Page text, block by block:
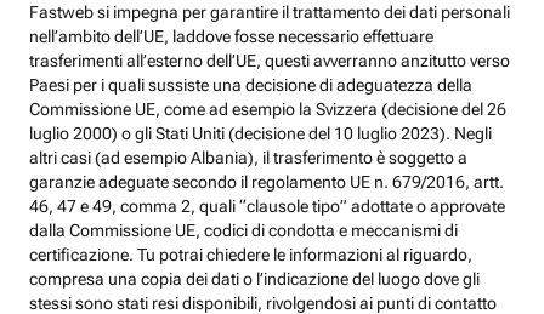
Fastweb si impegna per garantire il trattamento dei dati personali
nell’ambito dell’UE, laddove fosse necessario effettuare
trasferimenti all’esterno dell’UE, questi avverranno anzitutto verso
Paesi per i quali sussiste una decisione di adeguatezza della
Commissione UE, come ad esempio la Svizzera (decisione del 26
luglio 2000) o gli Stati Uniti (decisione del 10 luglio 2023). Negli
altri casi (ad esempio Albania), il trasferimento è soggetto a
garanzie adeguate secondo il regolamento UE n. 679/2016, artt.
46, 47 e 49, comma 2, quali “clausole tipo” adottate o approvate
dalla Commissione UE, codici di condotta e meccanismi di
certificazione. Tu potrai chiedere le informazioni al riguardo,
compresa una copia dei dati o l’indicazione del luogo dove gli
stessi sono stati resi disponibili, rivolgendosi ai punti di contatto